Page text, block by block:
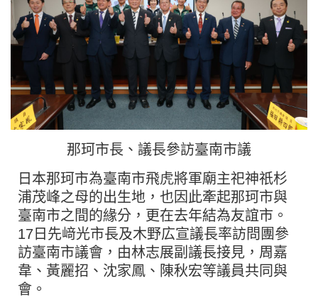
那珂市長、議長參訪臺南市議
日本那珂市為臺南市飛虎將軍廟主祀神祇杉
浦茂峰之母的出生地，也因此牽起那珂市與
臺南市之間的緣分，更在去年結為友誼市。
17日先﨑光市長及木野広宣議長率訪問團參
訪臺南市議會，由林志展副議長接見，周嘉
韋、黃麗招、沈家鳳、陳秋宏等議員共同與
會。